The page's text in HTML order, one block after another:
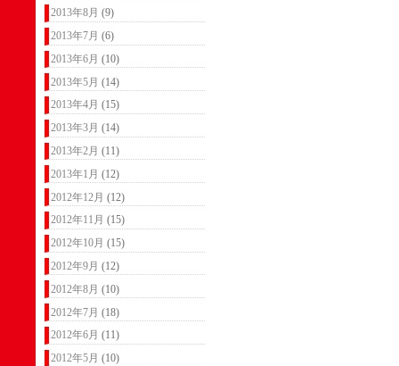
2013年8月 (9)
2013年7月 (6)
2013年6月 (10)
2013年5月 (14)
2013年4月 (15)
2013年3月 (14)
2013年2月 (11)
2013年1月 (12)
2012年12月 (12)
2012年11月 (15)
2012年10月 (15)
2012年9月 (12)
2012年8月 (10)
2012年7月 (18)
2012年6月 (11)
2012年5月 (10)